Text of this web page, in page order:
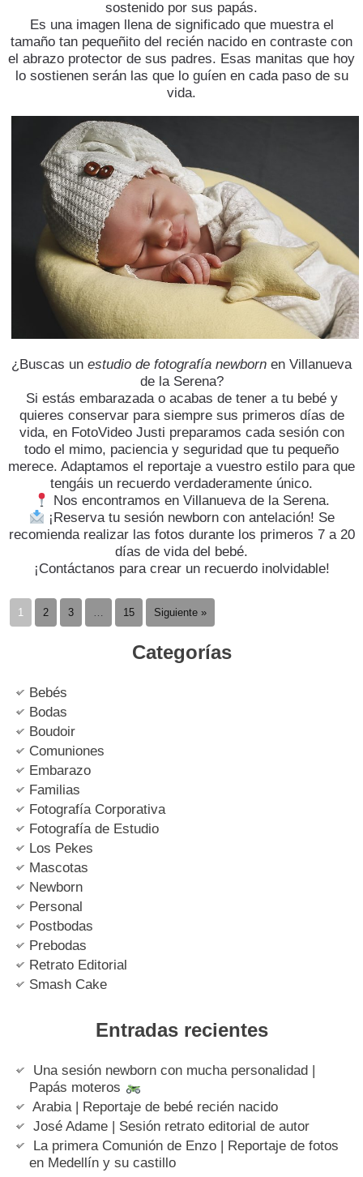
sostenido por sus papás.
​Es una imagen llena de significado que muestra el
tamaño tan pequeñito del recién nacido en contraste con
el abrazo protector de sus padres. Esas manitas que hoy
lo sostienen serán las que lo guíen en cada paso de su
vida.
¿Buscas un estudio de fotografía newborn en Villanueva
de la Serena?
​Si estás embarazada o acabas de tener a tu bebé y
quieres conservar para siempre sus primeros días de
vida, en FotoVideo Justi preparamos cada sesión con
todo el mimo, paciencia y seguridad que tu pequeño
merece. Adaptamos el reportaje a vuestro estilo para que
tengáis un recuerdo verdaderamente único.
Nos encontramos en Villanueva de la Serena.
¡Reserva tu sesión newborn con antelación! Se
recomienda realizar las fotos durante los primeros 7 a 20
días de vida del bebé.
​¡Contáctanos para crear un recuerdo inolvidable!
1 2 3 … 15 Siguiente »
Categorías
Bebés
Bodas
Boudoir
Comuniones
Embarazo
Familias
Fotografía Corporativa
Fotografía de Estudio
Los Pekes
Mascotas
Newborn
Personal
Postbodas
Prebodas
Retrato Editorial
Smash Cake
Entradas recientes
Una sesión newborn con mucha personalidad |
Papás moteros
Arabia | Reportaje de bebé recién nacido
José Adame | Sesión retrato editorial de autor
La primera Comunión de Enzo | Reportaje de fotos
en Medellín y su castillo